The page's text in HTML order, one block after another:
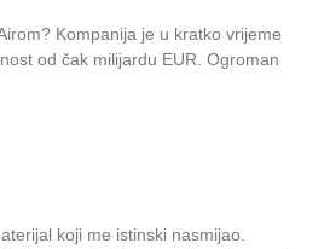
Kompanija je u kratko vrijeme
od čak milijardu EUR. Ogroman
koji me istinski nasmijao.